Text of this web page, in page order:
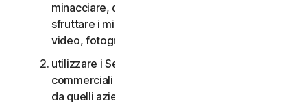
minacciare, danneggiare o controllare altri o
sfruttare i minori in qualsiasi modo, inclusi audio,
video, fotografie, contenuti digitali, ecc.;
utilizzare i Servizi per i consumatori per scopi
commerciali o i Servizi aziendali per scopi diversi
da quelli aziendali interni;